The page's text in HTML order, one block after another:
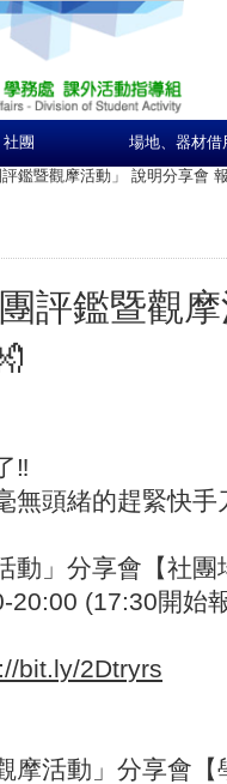
團 場地、器材借
鑑暨觀摩活動」 說明分享會
評鑑暨觀
‼
無頭緒的趕緊快手
動」分享會【社團
20:00 (17:30開始
bit.ly/2Dtryrs
摩活動」分享會【